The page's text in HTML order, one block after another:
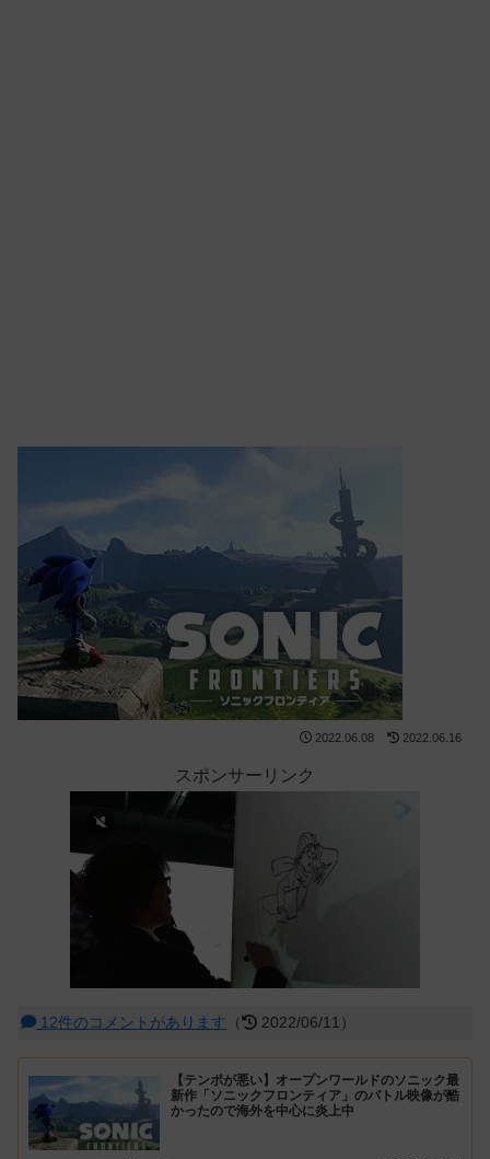
2022.06.08 2022.06.16
スポンサーリンク
12件のコメントがあります （ 2022/06/11）
【テンポが悪い】オープンワールドのソニック最
新作「ソニックフロンティア」のバトル映像が酷
かったので海外を中心に炎上中